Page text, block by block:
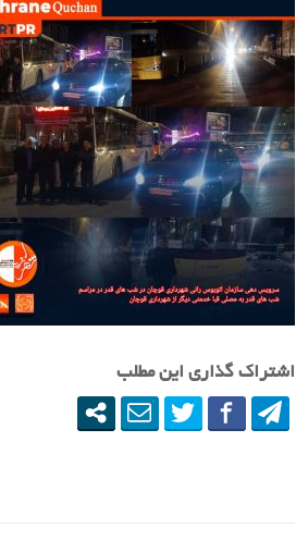
اشتراک گذاری این مطلب